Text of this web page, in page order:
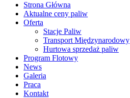
Strona Główna
Aktualne ceny paliw
Oferta
Stacje Paliw
Transport Międzynarodowy
Hurtowa sprzedaż paliw
Program Flotowy
News
Galeria
Praca
Kontakt